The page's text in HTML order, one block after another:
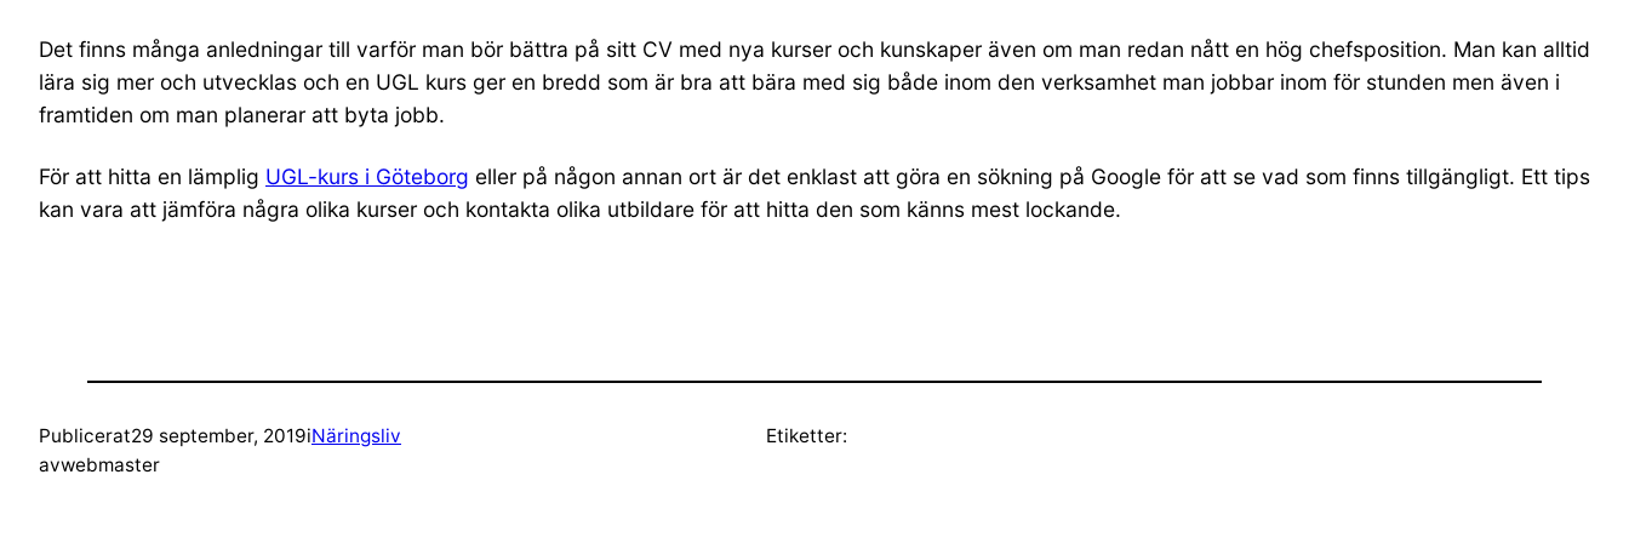
Det finns många anledningar till varför man bör bättra på sitt CV med nya kurser och kunskaper även om man redan nått en hög chefsposition. Man kan alltid
lära sig mer och utvecklas och en UGL kurs ger en bredd som är bra att bära med sig både inom den verksamhet man jobbar inom för stunden men även i
framtiden om man planerar att byta jobb.
För att hitta en lämplig UGL-kurs i Göteborg eller på någon annan ort är det enklast att göra en sökning på Google för att se vad som finns tillgängligt. Ett tips
kan vara att jämföra några olika kurser och kontakta olika utbildare för att hitta den som känns mest lockande.
Publicerat29 september, 2019iNäringsliv
avwebmaster
Etiketter: